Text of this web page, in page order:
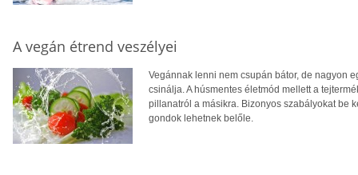
A vegán étrend veszélyei
Vegánnak lenni nem csupán bátor, de nagyon
csinálja. A húsmentes életmód mellett a
pillanatról a másikra. Bizonyos szabályokat be
gondok lehetnek belőle.